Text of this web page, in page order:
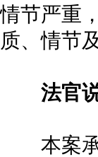
情节严重
质、情节
法官
本案承